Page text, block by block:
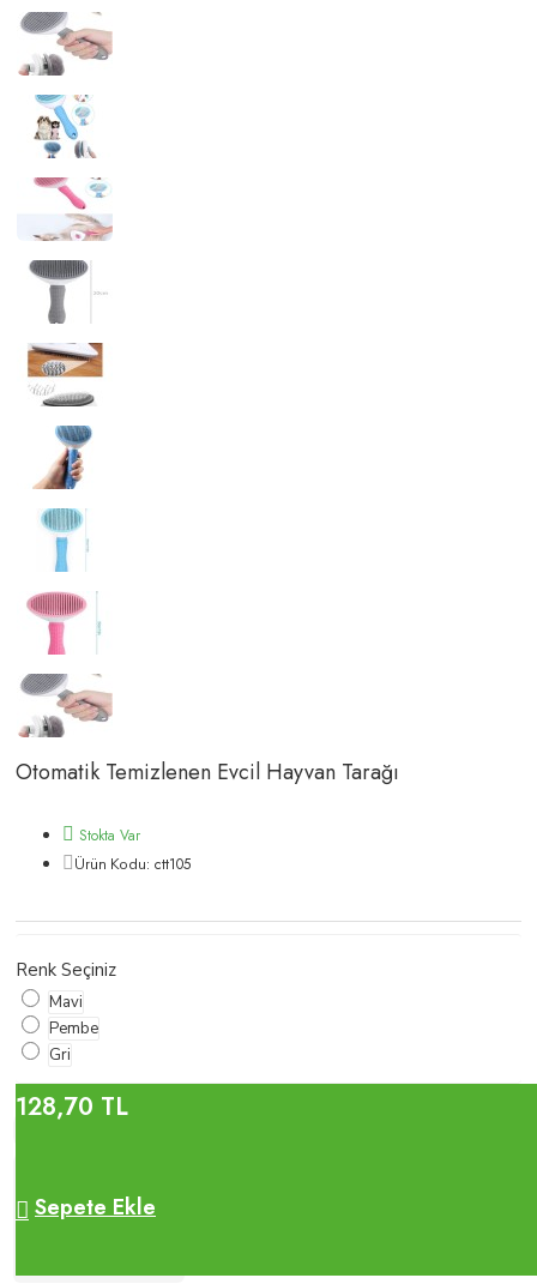
Otomatik Temizlenen Evcil Hayvan Tarağı
Stokta Var
Ürün Kodu: ctt105
Renk Seçiniz
Mavi
Pembe
Gri
128,70 TL
Sepete Ekle